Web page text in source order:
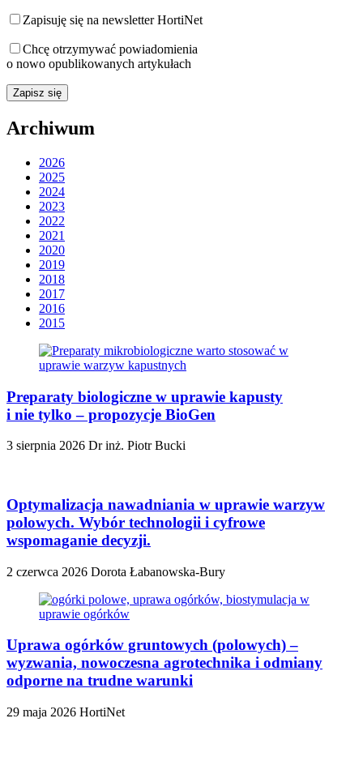
Zapisuję się na newsletter HortiNet
Chcę otrzymywać powiadomienia
o nowo opublikowanych artykułach
Archiwum
2026
2025
2024
2023
2022
2021
2020
2019
2018
2017
2016
2015
Preparaty biologiczne w uprawie kapusty
i nie tylko – propozycje BioGen
3 sierpnia 2026 Dr inż. Piotr Bucki
Optymalizacja nawadniania w uprawie warzyw
polowych. Wybór technologii i cyfrowe
wspomaganie decyzji.
2 czerwca 2026 Dorota Łabanowska-Bury
Uprawa ogórków gruntowych (polowych) –
wyzwania, nowoczesna agrotechnika i odmiany
odporne na trudne warunki
29 maja 2026 HortiNet